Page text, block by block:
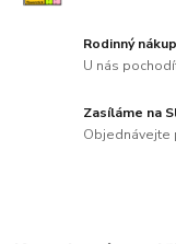
Rodinný
U nás
Zasíláme na
Objednávejte